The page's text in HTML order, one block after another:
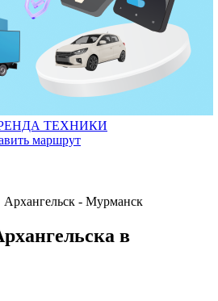
ТЕХНИКИ
маршрут
Архангельск - Мурманск
в